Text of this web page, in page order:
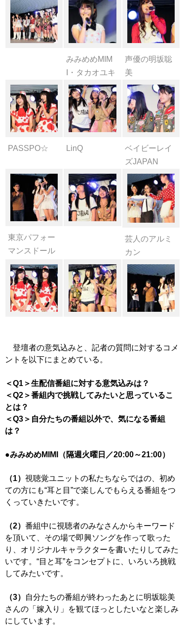
みみめめMIM
I・タカオユキ
声優の明坂聡
美
PASSPO☆ LinQ
ベイビーレイ
ズJAPAN
東京パフォー
マンスドール
芸人のアルミ
カン
登壇者の意気込みと、記者の質問に対するコメ
ントを以下にまとめている。
＜Q1＞生配信番組に対する意気込みは？
＜Q2＞番組内で挑戦してみたいと思っているこ
とは？
＜Q3＞自分たちの番組以外で、気になる番組
は？
●みみめめMIMI（隔週火曜日／20:00～21:00）
（1） 視聴覚ユニットの私たちならではの、初め
ての方にも“耳と目”で楽しんでもらえる番組をつ
くっていきたいです。
（2） 番組中に視聴者のみなさんからキーワード
を頂いて、その場で即興ソングを作って歌った
り、オリジナルキャラクターを書いたりしてみた
いです。“目と耳”をコンセプトに、いろいろ挑戦
してみたいです。
（3）
自分たちの番組が終わったあとに明坂聡美
さんの「嫁入り」を観てほっとしたいなと楽しみ
にしています。